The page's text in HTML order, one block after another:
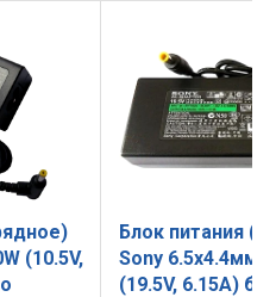
Блок питания
Sony 6.5x4.4мм,
(19.5V, 7.7A) без